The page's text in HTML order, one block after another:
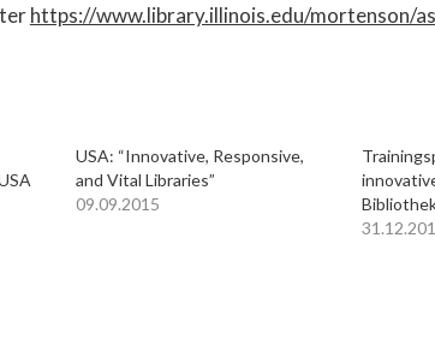
https://www.library.illinois.edu/mortenson/
USA: “Innovative, Responsive,
and Vital Libraries”
09.09.2015